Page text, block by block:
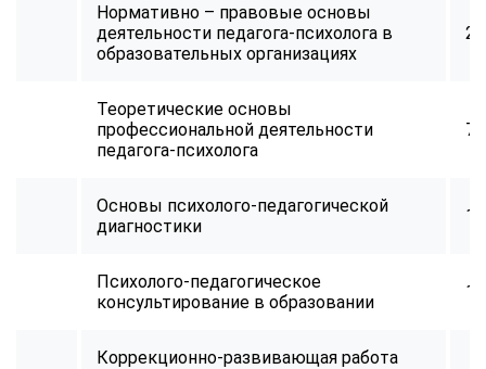
Нормативно – правовые основы
деятельности педагога-психолога в
образовательных организациях
29
Теоретические основы
профессиональной деятельности
педагога-психолога
73
Основы психолого-педагогической
диагностики
Психолого-педагогическое
консультирование в образовании
Коррекционно-развивающая работа